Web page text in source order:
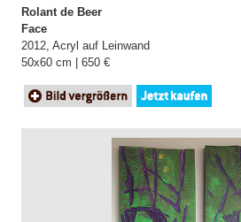
Rolant de Beer
Face
2012, Acryl auf Leinwand
50x60 cm | 650 €